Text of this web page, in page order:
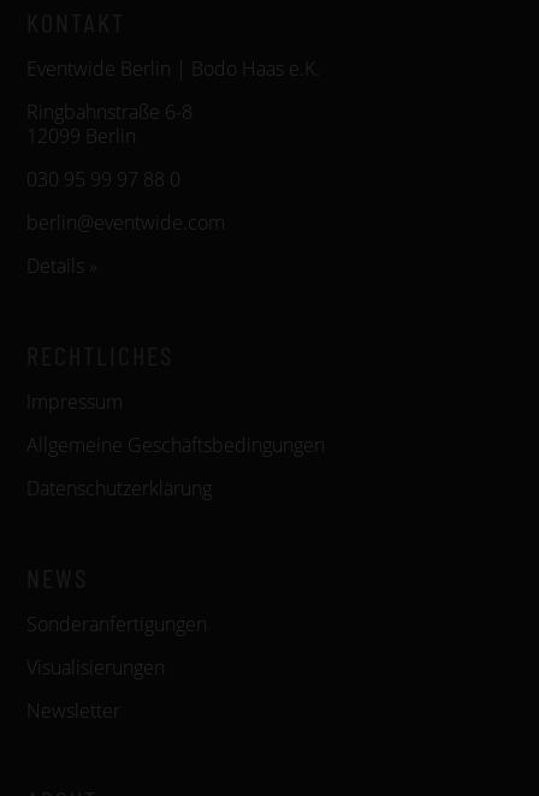
Eventwide Berlin | Bodo Haas e.K.
Ringbahnstraße 6-8
12099 Berlin
030 95 99 97 88 0
berlin@eventwide.com
Details »
Impressum
Allgemeine Geschäftsbedingungen
Datenschutzerklärung
Sonderanfertigungen
Visualisierungen
Newsletter